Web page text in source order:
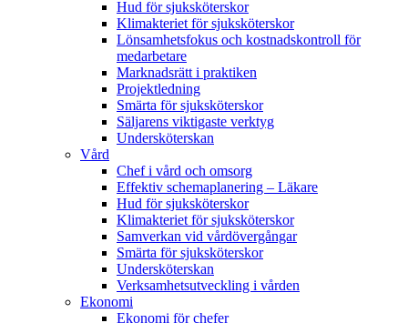
Hud för sjuksköterskor
Klimakteriet för sjuksköterskor
Lönsamhetsfokus och kostnadskontroll för
medarbetare
Marknadsrätt i praktiken
Projektledning
Smärta för sjuksköterskor
Säljarens viktigaste verktyg
Undersköterskan
Vård
Chef i vård och omsorg
Effektiv schemaplanering – Läkare
Hud för sjuksköterskor
Klimakteriet för sjuksköterskor
Samverkan vid vårdövergångar
Smärta för sjuksköterskor
Undersköterskan
Verksamhetsutveckling i vården
Ekonomi
Ekonomi för chefer